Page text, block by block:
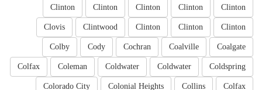
Clinton
Clinton
Clinton
Clinton
Clinton
Clinton
Clinton
Clinton
Clintwood
Clovis
Coalgate
Coalville
Cochran
Cody
Colby
Coldspring
Coldwater
Coldwater
Coleman
Colfax
Colfax
Collins
Colonial Heights
Colorado City